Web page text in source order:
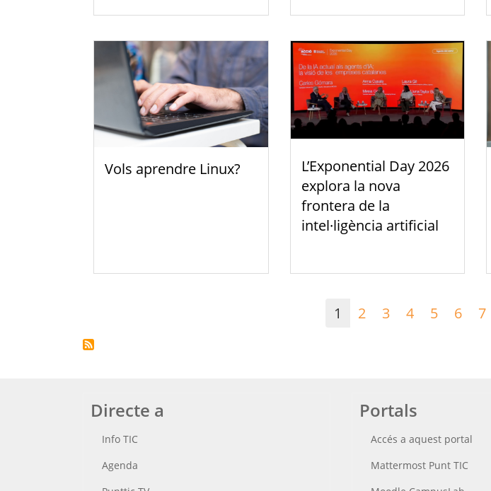
Vols aprendre Linux?
L’Exponential Day 2026
explora la nova
frontera de la
intel·ligència artificial
1 2 3 4 5 6 7
Directe a
Info TIC
Agenda
Portals
Accés a aquest portal
Mattermost Punt TIC